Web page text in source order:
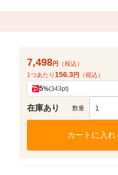
7,498円
（税込）
1つあたり 156.3円 （税込）
5%(343pt)
在庫あり 数量 1
カートに入れ